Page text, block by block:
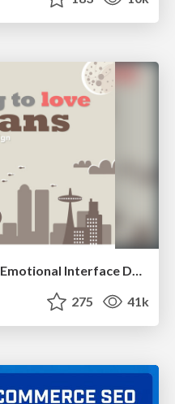
Learning to Love Humans: Emotional Interface Design
275 41k